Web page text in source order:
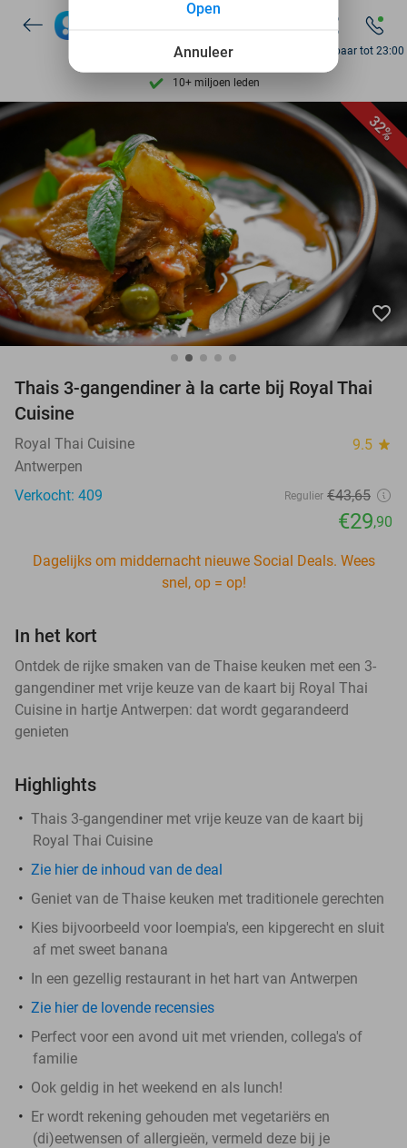
Ontdek 15.000+ deals
7 dagen per week beschikbaar
10+ miljoen leden
op basis van206.071 reviews
7 dagen per week beschikbaar
10+ miljoen leden
Bereikbaar tot 23:00
32%
favorite_border
Thais 3-gangendiner à la carte bij Royal Thai
Cuisine
Royal Thai Cuisine 9.5 star
Antwerpen
Verkocht: 409
Regulier €43,65
€29,90
Dagelijks om middernacht nieuwe Social Deals. Wees
snel, op = op!
In het kort
Ontdek de rijke smaken van de Thaise keuken met een 3-
gangendiner met vrije keuze van de kaart bij Royal Thai
Cuisine in hartje Antwerpen: dat wordt gegarandeerd
genieten
Highlights
Thais 3-gangendiner met vrije keuze van de kaart bij
Royal Thai Cuisine
Zie hier de inhoud van de deal
Geniet van de Thaise keuken met traditionele gerechten
Kies bijvoorbeeld voor loempia's, een kipgerecht en sluit
af met sweet banana
In een gezellig restaurant in het hart van Antwerpen
Zie hier de lovende recensies
Perfect voor een avond uit met vrienden, collega's of
familie
Ook geldig in het weekend en als lunch!
Er wordt rekening gehouden met vegetariërs en
(di)eetwensen of allergieën, vermeld deze bij je
Annuleer
Open